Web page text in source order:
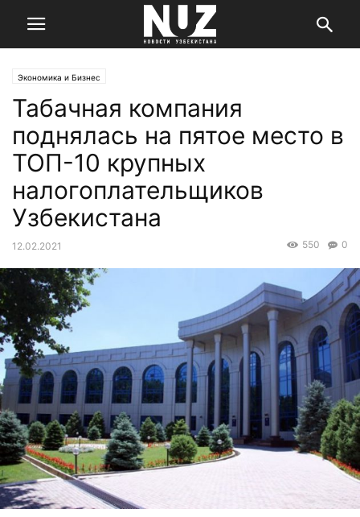
Экономика и Бизнес
Табачная компания
поднялась на пятое место в
ТОП-10 крупных
налогоплательщиков
Узбекистана
12.02.2021 0
550